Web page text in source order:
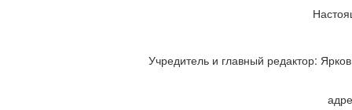
Учредитель и главный редактор: